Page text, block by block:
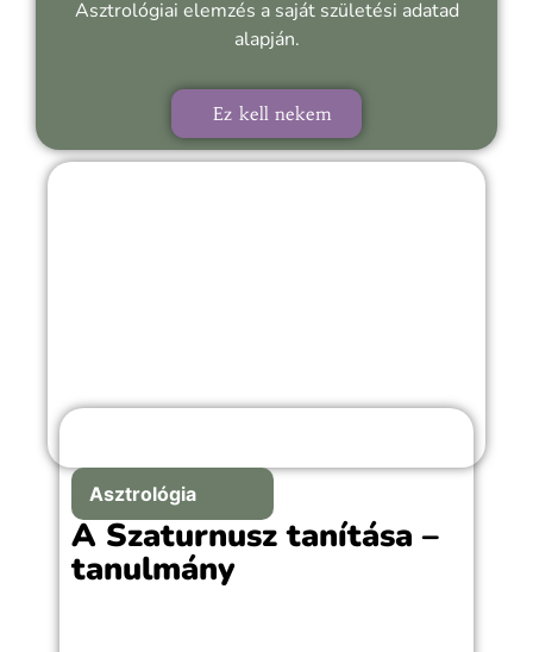
Asztrológiai elemzés a saját születési adatad
alapján.
Ez kell nekem
Asztrológia
A Szaturnusz tanítása –
tanulmány